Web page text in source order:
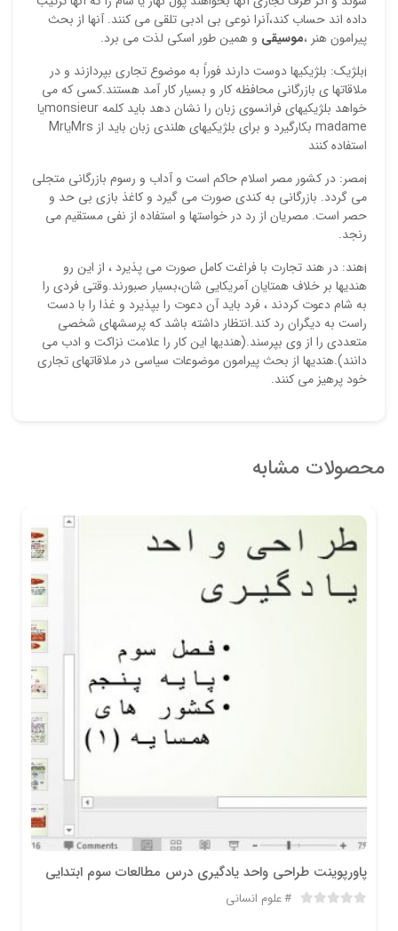
داده اند حساب کند،آنرا نوعی بی ادبی تلقی می کنند. آنها از بحث
پیرامون هنر ،موسیقی و همین طور اسکی لذت می برد.
¡بلژیک: بلژیکیها دوست دارند فوراً به موضوع تجاری بپردازند و در
ملاقاتها ی بازرگانی محافظه کار و بسیار کار آمد هستند.کسی که می
خواهد بلژیکیهای فرانسوی زبان را نشان دهد باید کلمه monsieurیا
madame بکارگیرد و برای بلژیکیهای هلندی زبان باید از MrsیاMr
استفاده کنند
¡مصر: در کشور مصر اسلام حاکم است و آداب و رسوم بازرگانی متجلی
می گردد. بازرگانی به کندی صورت می گیرد و کاغذ بازی بی حد و
حصر است. مصریان از رد در خواستها و استفاده از نفی مستقیم می
رنجد.
¡هند: در هند تجارت با فراغت کامل صورت می پذیرد ، از این رو
هندیها بر خلاف همتایان آمریکایی شان،بسیار صبورند.وقتی فردی را
به شام دعوت کردند ، فرد باید آن دعوت را بپذیرد و غذا را با دست
راست به دیگران رد کند.انتظار داشته باشد که پرسشهای شخصی
متعددی را از وی بپرسند.(هندیها این کار را علامت نزاکت و ادب می
دانند).هندیها از بحث پیرامون موضوعات سیاسی در ملاقاتهای تجاری
خود پرهیز می کنند.
محصولات مشابه
پاورپوینت طراحی واحد یادگیری درس مطالعات سوم ابتدایی
علوم انسانی